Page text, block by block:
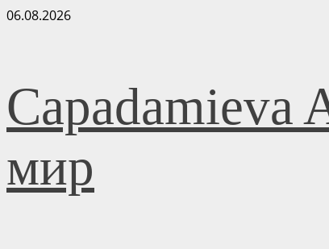
Перейти
06.08.2026
Capadamieva
мир